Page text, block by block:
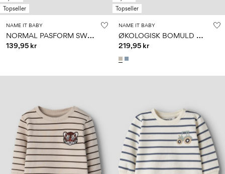
Topseller
NAME IT BABY
N
ORMAL PASFORM SWEATSHIRT
139,95 kr
Topseller
NAME IT BABY
Ø
KOLOGISK BOMULD CARDIGAN
219,95 kr